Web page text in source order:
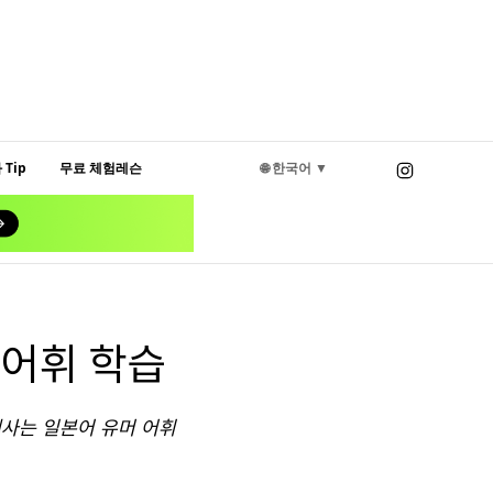
Tip 무료 체험레슨 🌐 한국어 ▼
휘 학습
는 일본어 유머 어휘